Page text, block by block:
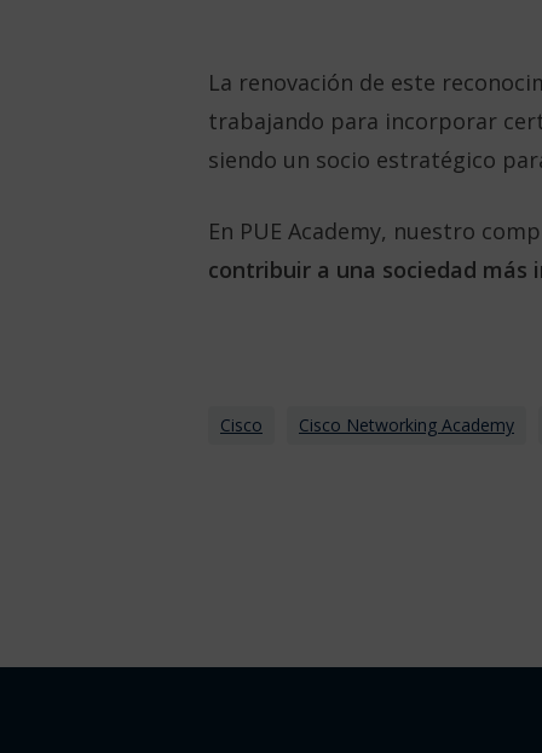
La renovación de este
trabajando para incorporar
siendo un socio estratégico
En PUE Academy, nuestro
contribuir a una sociedad
Cisco Cisco Networking Academy